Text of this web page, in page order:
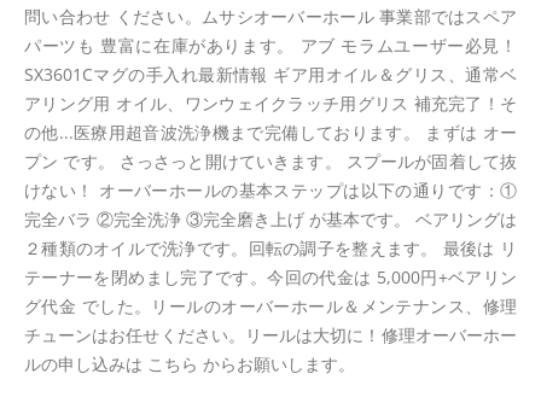
問い合わせ ください。ムサシオーバーホール 事業部ではスペア
パーツも 豊富に在庫があります。 アブ モラムユーザー必見！
SX3601Cマグの手入れ最新情報 ギア用オイル＆グリス、通常ベ
アリング用 オイル、ワンウェイクラッチ用グリス 補充完了！そ
の他...医療用超音波洗浄機まで完備しております。 まずは オー
プン です。 さっさっと開けていきます。 スプールが固着して抜
けない！ オーバーホールの基本ステップは以下の通りです：①
完全バラ ②完全洗浄 ③完全磨き上げ が基本です。 ベアリングは
２種類のオイルで洗浄です。回転の調子を整えます。 最後は リ
テーナーを閉めまし完了です。今回の代金は 5,000円+ベアリン
グ代金 でした。リールのオーバーホール＆メンテナンス、修理
チューンはお任せください。リールは大切に！修理オーバーホー
ルの申し込みは こちら からお願いします。